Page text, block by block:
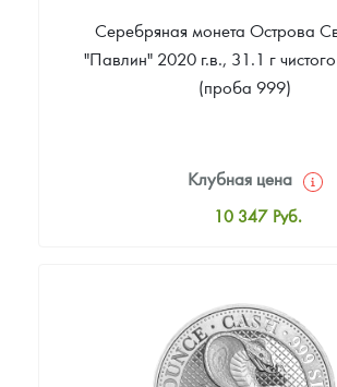
Серебряная монета Острова
"Павлин" 2020 г.в., 31.1 г
(проба 999)
Клубная цена
10 347 Руб.
Цена выкупа
Звоните